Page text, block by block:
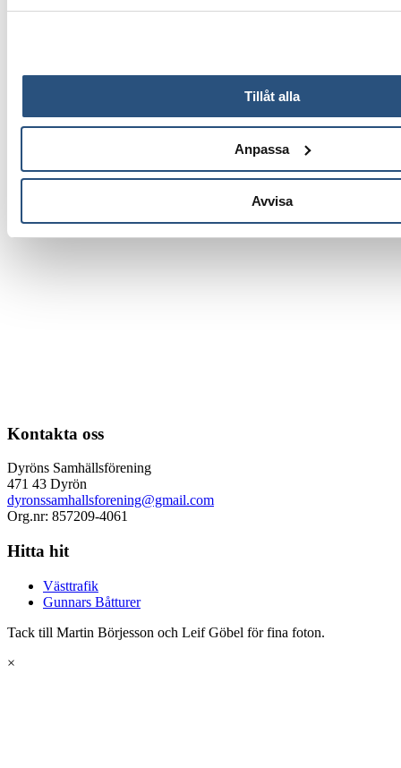
Tillåt alla
Anpassa
Avvisa
Kontakta oss
Dyröns Samhällsförening
471 43 Dyrön
dyronssamhallsforening@gmail.com
Org.nr: 857209-4061
Hitta hit
Västtrafik
Gunnars Båtturer
Tack till Martin Börjesson och Leif Göbel för fina foton.
×